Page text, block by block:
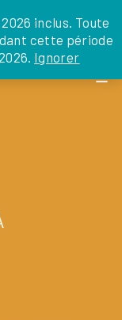
inclus. Toute
cette période
Ignorer
0 ARTICLE